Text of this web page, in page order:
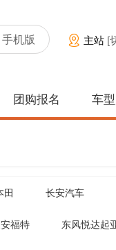
手机版 主站 [
团购报名 车
田 长安汽车
福特 东风悦达起